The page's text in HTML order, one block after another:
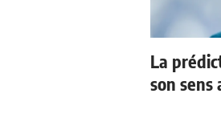
La
son sens